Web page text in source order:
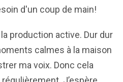
production active. Dur dur
calmes à la maison
ma voix. Donc cela